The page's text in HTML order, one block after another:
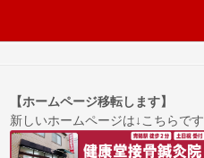
【ホームページ移転します】
新しいホームページは↓こちらです